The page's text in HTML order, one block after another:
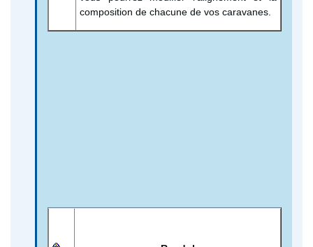
composition de chacune de vos caravanes.